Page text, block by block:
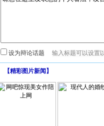
设为辩论话题
【精彩图片新闻 】